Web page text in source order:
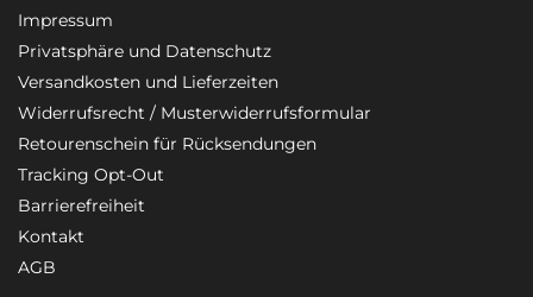
Impressum
Privatsphäre und Datenschutz
Versandkosten und Lieferzeiten
Widerrufsrecht / Musterwiderrufsformular
Retourenschein für Rücksendungen
Tracking Opt-Out
Barrierefreiheit
Kontakt
AGB